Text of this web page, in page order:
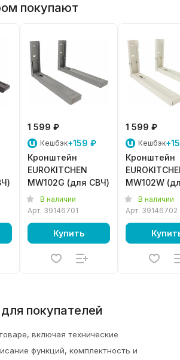
покупают
1 599 ₽
Кешбэк+159 ₽
Кронштейн
EUROKITCHEN
MW102G (для СВЧ)
В наличии
Арт. 39146701
Купить
1 599 ₽
Кешбэк
Кронштейн
MW102W
СВЧ)В наличии
Арт. 39146702
покупателей
включая технические
функций, комплектность и